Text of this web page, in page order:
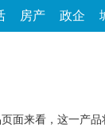
房产 政企
来看，这一产品